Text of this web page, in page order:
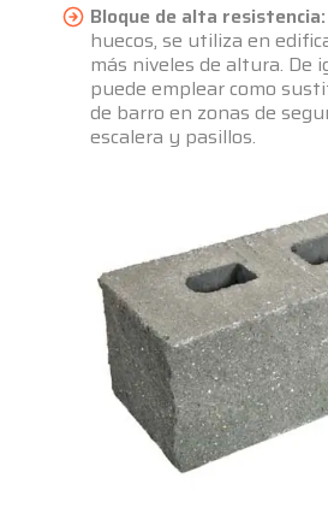
Bloque de alta resistencia:
huecos, se utiliza en
más niveles de altura. De
puede emplear como
de barro en zonas de
escalera y pasillos.